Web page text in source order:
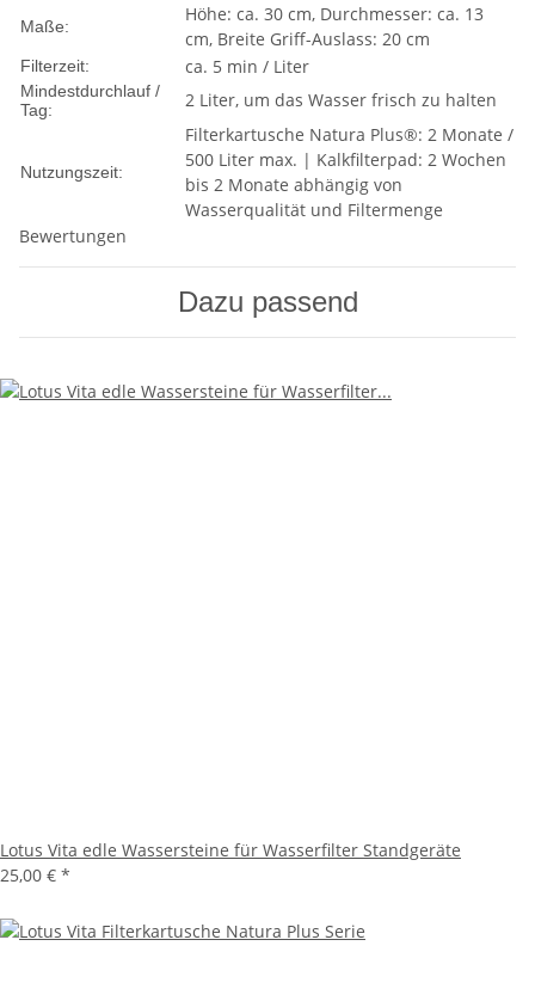
Maße:
Höhe: ca. 30 cm, Durchmesser: ca. 13
cm, Breite Griff-Auslass: 20 cm
Filterzeit: ca. 5 min / Liter
Mindestdurchlauf /
Tag:
2 Liter, um das Wasser frisch zu halten
Nutzungszeit:
Filterkartusche Natura Plus®: 2 Monate /
500 Liter max. | Kalkfilterpad: 2 Wochen
bis 2 Monate abhängig von
Wasserqualität und Filtermenge
Bewertungen
Dazu passend
Lotus Vita edle Wassersteine für Wasserfilter Standgeräte
25,00 € *